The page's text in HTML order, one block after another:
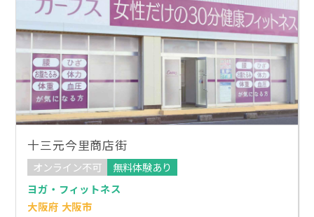
十三元今里商店街
オンライン不可
無料体験あり
ヨガ・フィットネス
大阪府 大阪市